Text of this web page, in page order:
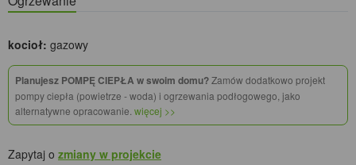
kocioł: gazowy
Planujesz POMPĘ CIEPŁA w swoim domu?Zamów dodatkowo projekt
pompy ciepła (powietrze - woda) i ogrzewania podłogowego, jako
alternatywne opracowanie. więcej >>
Zapytaj o zmiany w projekcie